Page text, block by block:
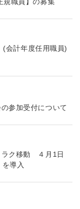
会計年度任用職員)
参加受付について
ラク移動 ４月1日
導入